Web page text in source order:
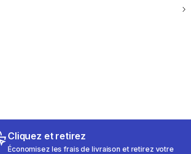
Cliquez et retirez
Économisez les frais de livraison et retirez votre